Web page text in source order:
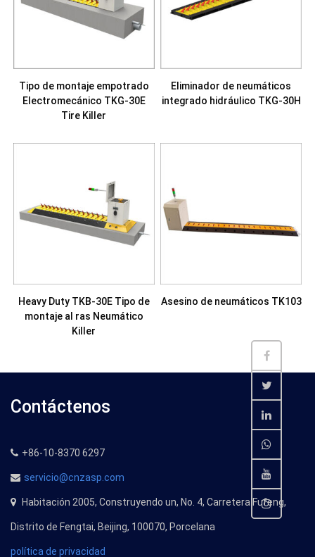
Tipo de montaje empotrado
Electromecánico TKG-30E
Tire Killer
Eliminador de neumáticos
integrado hidráulico TKG-30H
Heavy Duty TKB-30E Tipo de
montaje al ras Neumático
Killer
Asesino de neumáticos TK103
Contáctenos
+86-10-8370 6297
servicio@cnzasp.com
Habitación 2005, Construyendo un, No. 4, Carretera Fufeng,
Distrito de Fengtai, Beijing, 100070, Porcelana
política de privacidad